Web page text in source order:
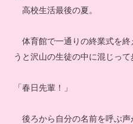
高校生活最後の夏。
体育館で一通りの終業式を終
うと沢山の生徒の中に混じって
「春日先輩！」
後ろから自分の名前を呼ぶ声